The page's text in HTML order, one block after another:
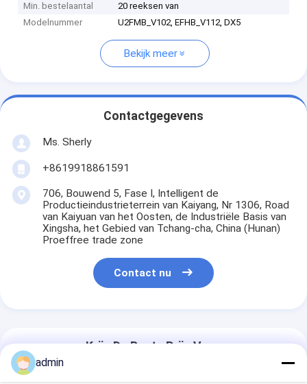
Min. bestelaantal
20 reeksen van
Modelnummer
U2FMB_V102, EFHB_V112, DX5
Bekijk meer
Contactgegevens
Ms. Sherly
+8619918861591
706, Bouwend 5, Fase I, Intelligent de
Productieindustrieterrein van Kaiyang, Nr 1306, Road
van Kaiyuan van het Oosten, de Industriële Basis van
Xingsha, het Gebied van Tchang-cha, China (Hunan)
Proeffree trade zone
Contact nu
Krijg De Beste Prijs Voor
admin